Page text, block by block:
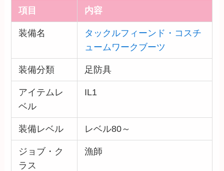
項目 内容
装備名
タックルフィーンド・コスチ
ュームワークブーツ
装備分類 足防具
アイテムレ
ベル
IL1
装備レベル レベル80～
ジョブ・ク
ラス
漁師